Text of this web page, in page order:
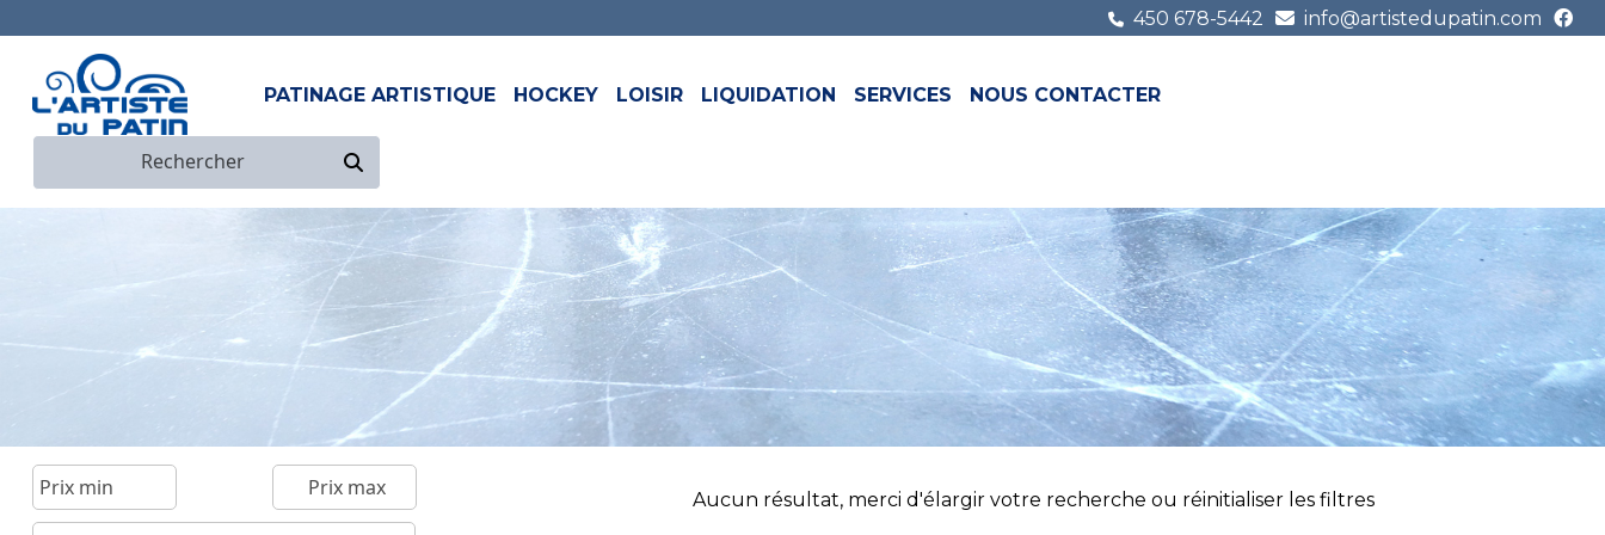
450 678-5442 info@artistedupatin.com
PATINAGE ARTISTIQUE HOCKEY LOISIR LIQUIDATION SERVICES NOUS CONTACTER
Aucun résultat, merci d'élargir votre recherche ou réinitialiser les filtres